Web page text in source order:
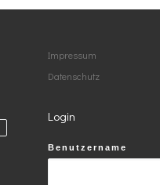
Impressum
Datenschutz
Login
Benutzername